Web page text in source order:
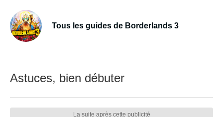
Tous les guides de Borderlands 3
Astuces, bien débuter